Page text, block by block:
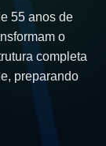
55 anos de
o
completa
preparando